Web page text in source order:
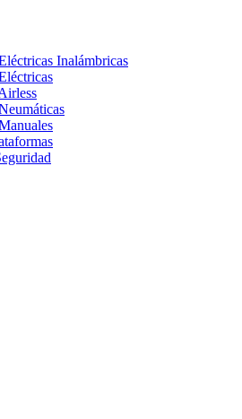
Inalámbricas